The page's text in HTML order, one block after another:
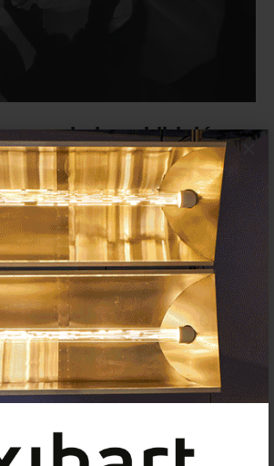
×
anuncia la exhibición
de la artista y
AGOSTO 2024